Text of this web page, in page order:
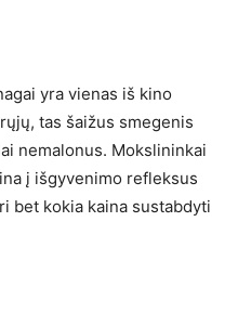
yra vienas iš kino
tas šaižus smegenis
nemalonus. Mokslininkai
į išgyvenimo refleksus
bet kokia kaina sustabdyti